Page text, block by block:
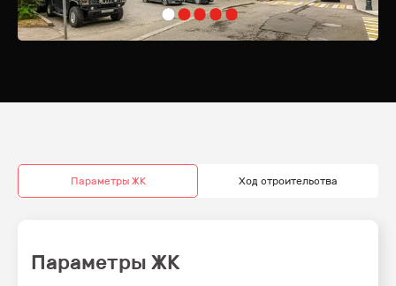
насыщенной и удобной жизни. Дорога до Кремля займет всего 10
минут на автомобиле, что позволяет быстро добраться до главных
достопримечательностей столицы.
Параметры ЖК Ход строительства
Параметры ЖК